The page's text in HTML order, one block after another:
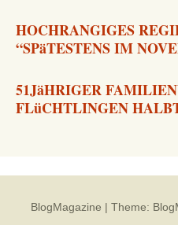
HOCHRANGIGES
“SPäTESTENS IM
51JäHRIGER
FLüCHTLINGEN
BlogMagazine | Theme: